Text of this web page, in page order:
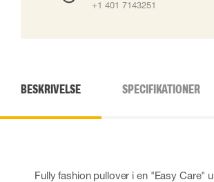
+1 401 7143251
BESKRIVELSE SPECIFIKATIONER
Fully fashion pullover i en "Easy Care"